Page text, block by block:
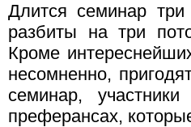
Длится семинар
разбиты на три
Кроме
несомненно,
семинар,
преферансах,